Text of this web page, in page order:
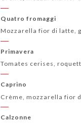
Quatro fromaggi
Mozzarella fior di latte,
Primavera
Tomates cerises,
Caprino
Crème, mozzarella fior
Calzonne